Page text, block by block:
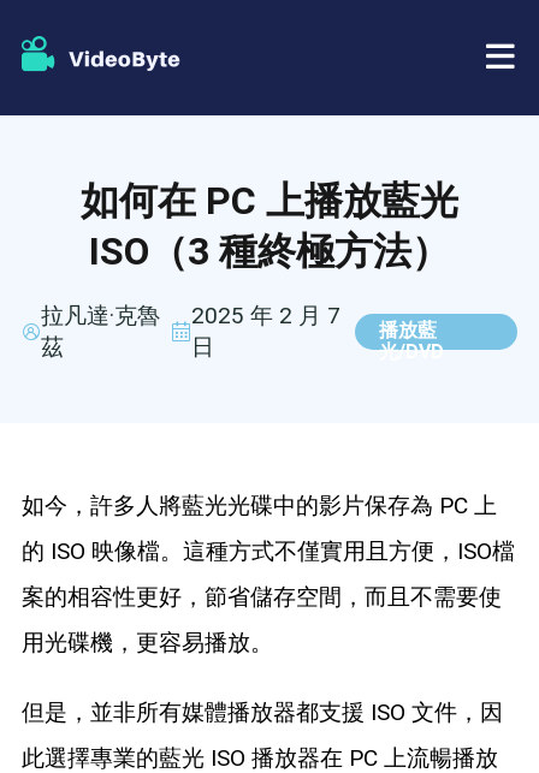
BD-DVD 開膛手
DVD複製
藍光拷貝
店鋪
支援
如何在 PC 上播放藍光
ISO（3 種終極方法）
拉凡達·克魯
茲
2025 年 2 月 7
日
播放藍
光/DVD
如今，許多人將藍光光碟中的影片保存為 PC 上
的 ISO 映像檔。這種方式不僅實用且方便，ISO檔
案的相容性更好，節省儲存空間，而且不需要使
用光碟機，更容易播放。
但是，並非所有媒體播放器都支援 ISO 文件，因
此選擇專業的藍光 ISO 播放器在 PC 上流暢播放